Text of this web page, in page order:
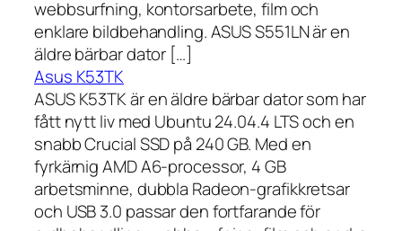
webbsurfning, kontorsarbete, film och
enklare bildbehandling. ASUS S551LN är en
äldre bärbar dator […]
Asus K53TK
ASUS K53TK är en äldre bärbar dator som har
fått nytt liv med Ubuntu 24.04.4 LTS och en
snabb Crucial SSD på 240 GB. Med en
fyrkärnig AMD A6-processor, 4 GB
arbetsminne, dubbla Radeon-grafikkretsar
och USB 3.0 passar den fortfarande för